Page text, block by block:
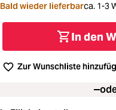
Bald wieder lieferbarca. 1-3
In den
Zur Wunschliste